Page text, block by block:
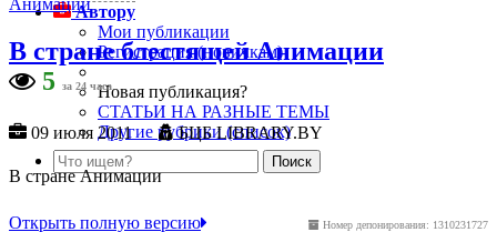
Автору
Мои публикации
Регистрация (новичкам)
Новая публикация?
СТАТЬИ НА РАЗНЫЕ ТЕМЫ
Другие рубрики (список)
В стране блестящей Анимации
5
за 24 часа
09 июля 2011 БЦБ LIBRARY.BY
В стране Анимации
Номер депонирования: 1310231727
Открыть полную версию